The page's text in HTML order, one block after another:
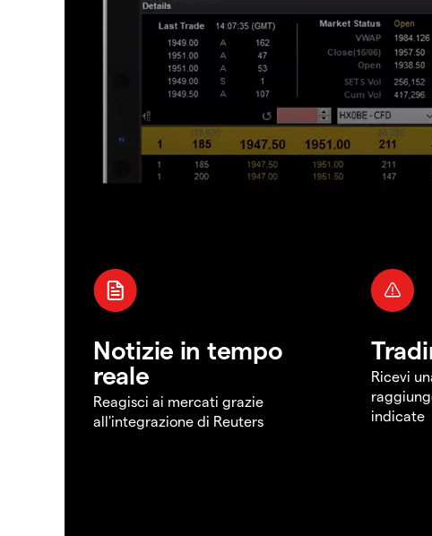
Notizie in tempo
reale
Reagisci ai mercati grazie
all'integrazione di Reuters
Ricevi
indicate